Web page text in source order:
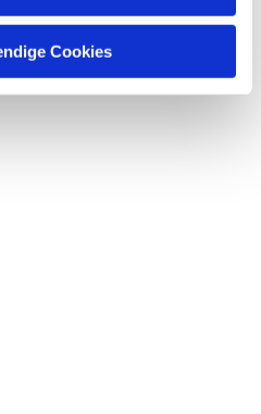
Cookies